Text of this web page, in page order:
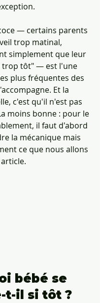
— certains parents
trop matinal,
simplement que leur
trop tôt" — est l'une
plus fréquentes des
Et la
c'est qu'il n'est pas
moins bonne : pour le
il faut d'abord
la mécanique mais
ce que nous allons
bébé se
t-il si tôt ?